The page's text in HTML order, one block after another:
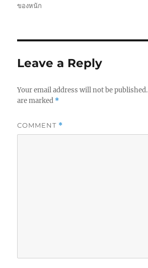
ของหนัก
Leave a Reply
Your email address will not be published.
are marked *
COMMENT *